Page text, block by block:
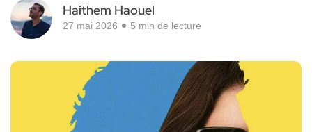
Haithem Haouel
27 mai 2026 5 min de lecture